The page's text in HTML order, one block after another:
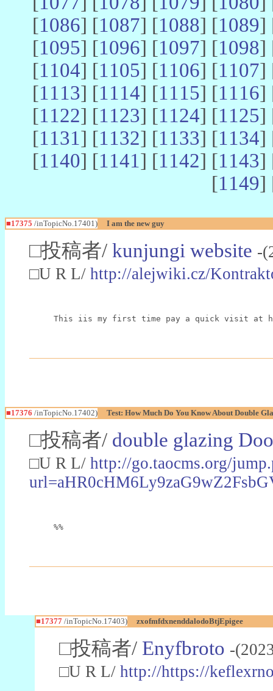
[1086] [1087] [1088] [1089]
[1095] [1096] [1097] [1098]
[1104] [1105] [1106] [1107]
[1113] [1114] [1115] [1116]
[1122] [1123] [1124] [1125]
[1131] [1132] [1133] [1134]
[1140] [1141] [1142] [1143]
[1149]
■17375 /inTopicNo.17401) I am the new guy
□投稿者/ kunjungi website -
□U R L/ http://alejwiki.cz/
This iis my first time pay a quick visit at
■17376 /inTopicNo.17402) Test: How Much Do You Know About Double
□投稿者/ double glazing
□U R L/ http://go.taocms.org/
%%
■17377/inTopicNo.17403) zxofmfdxnenddalodoBtjEpigee
□投稿者/ Enyfbroto -
□U R L/ http://https://